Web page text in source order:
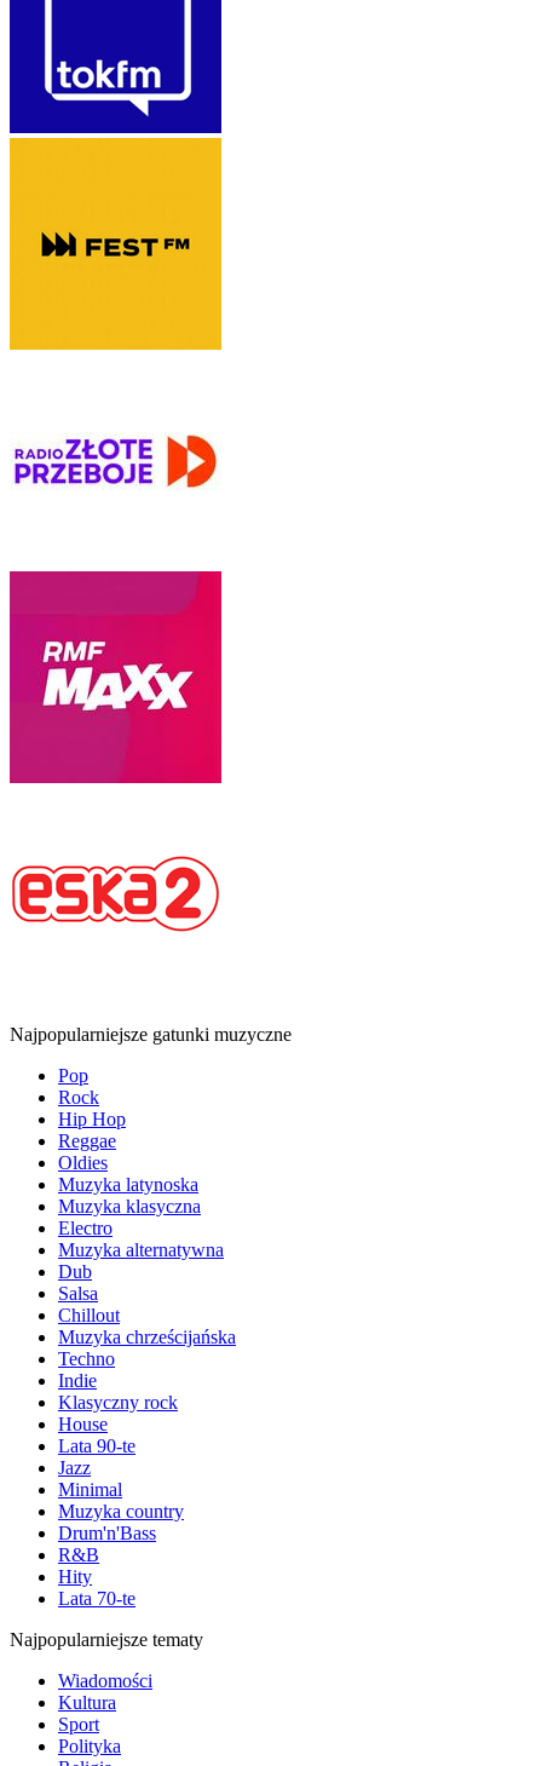
Najpopularniejsze gatunki muzyczne
Pop
Rock
Hip Hop
Reggae
Oldies
Muzyka latynoska
Muzyka klasyczna
Electro
Muzyka alternatywna
Dub
Salsa
Chillout
Muzyka chrześcijańska
Techno
Indie
Klasyczny rock
House
Lata 90-te
Jazz
Minimal
Muzyka country
Drum'n'Bass
R&B
Hity
Lata 70-te
Najpopularniejsze tematy
Wiadomości
Kultura
Sport
Polityka